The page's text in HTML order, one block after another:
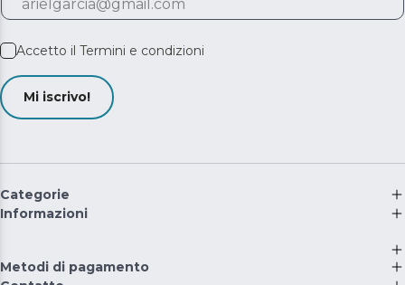
Accetto il Termini e condizioni
Mi iscrivo!
Categorie
Informazioni
Metodi di pagamento